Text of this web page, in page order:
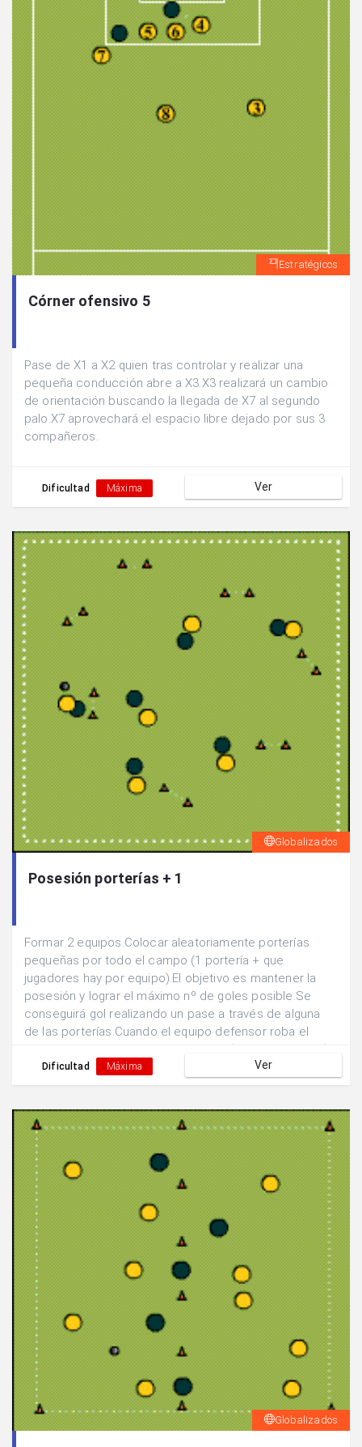
Estratégicos
Córner ofensivo 5
Pase de X1 a X2 quien tras controlar y realizar una
pequeña conducción abre a X3.X3 realizará un cambio
de orientación buscando la llegada de X7 al segundo
palo.X7 aprovechará el espacio libre dejado por sus 3
compañeros.
Dificultad Máxima Ver
Globalizados
Posesión porterías + 1
Formar 2 equipos.Colocar aleatoriamente porterías
pequeñas por todo el campo (1 portería + que
jugadores hay por equipo).El objetivo es mantener la
posesión y lograr el máximo nº de goles posible.Se
conseguirá gol realizando un pase a través de alguna
de las porterías.Cuando el equipo defensor roba el
Dificultad Máxima Ver
Globalizados